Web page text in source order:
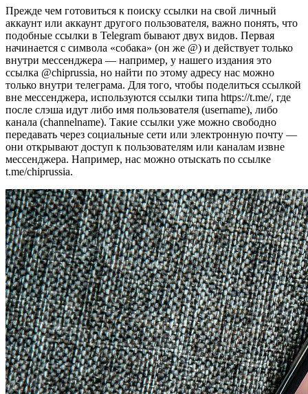
Прежде чем готовиться к поиску ссылки на свой личный
аккаунт или аккаунт другого пользователя, важно понять, что
подобные ссылки в Telegram бывают двух видов. Первая
начинается с символа «собака» (он же @) и действует только
внутри мессенджера — например, у нашего издания это
ссылка @chiprussia, но найти по этому адресу нас можно
только внутри телеграма. Для того, чтобы поделиться ссылкой
вне мессенджера, используются ссылки типа https://t.me/, где
после слэша идут либо имя пользователя (username), либо
канала (channelname). Такие ссылки уже можно свободно
передавать через социальные сети или электронную почту —
они открывают доступ к пользователям или каналам извне
мессенджера. Например, нас можно отыскать по ссылке
t.me/chiprussia.